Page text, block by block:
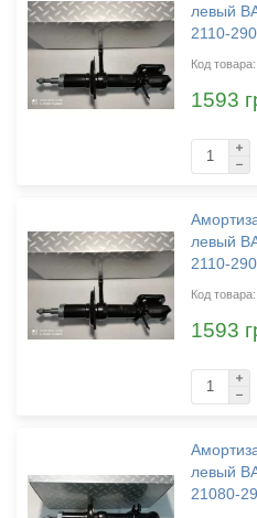
левый
2110-
1593
левый
2110-
1593
левый
21080-